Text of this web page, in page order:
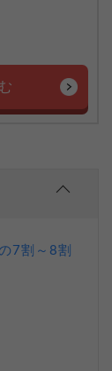
7割～8割